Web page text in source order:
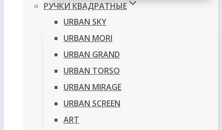
РУЧКИ КВАДРАТНЫЕ
URBAN SKY
URBAN MORI
URBAN GRAND
URBAN TORSO
URBAN MIRAGE
URBAN SCREEN
ART